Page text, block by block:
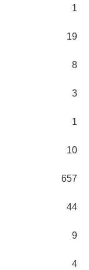
1
19
8
3
1
10
657
44
9
4